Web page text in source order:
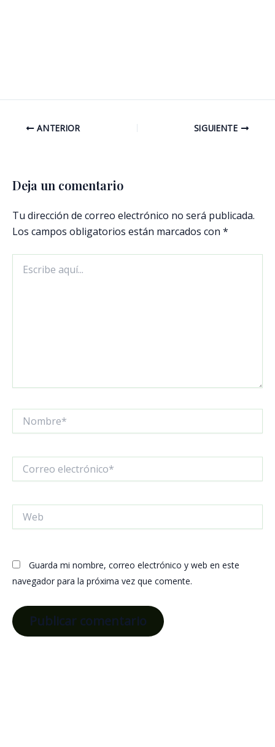
ANTERIOR SIGUIENTE
Deja un comentario
Tu dirección de correo electrónico no será publicada.
Los campos obligatorios están marcados con *
aquí...
electrónico*
Guarda mi nombre, correo electrónico y web en este
navegador para la próxima vez que comente.